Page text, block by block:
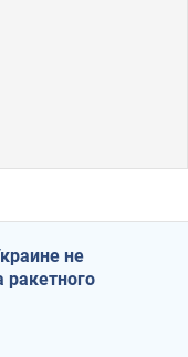
не
ракетного